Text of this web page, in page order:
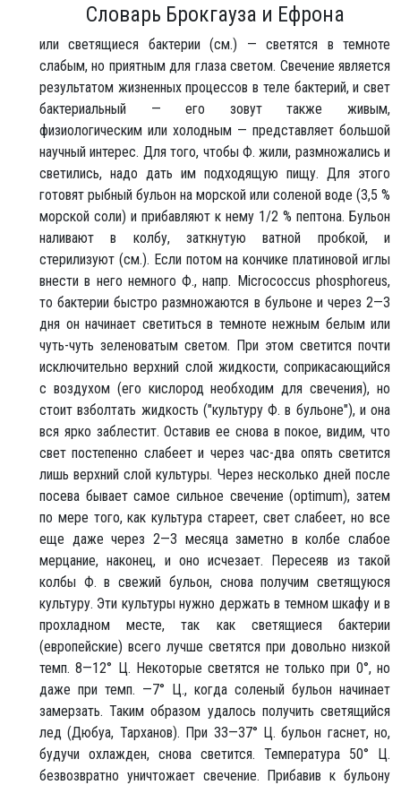
Словарь Брокгауза и Ефрона
или светящиеся бактерии (см.) — светятся в темноте
слабым, но приятным для глаза светом. Свечение является
результатом жизненных процессов в теле бактерий, и свет
бактериальный — его зовут также живым,
физиологическим или холодным — представляет большой
научный интерес. Для того, чтобы Ф. жили, размножались и
светились, надо дать им подходящую пищу. Для этого
готовят рыбный бульон на морской или соленой воде (3,5 %
морской соли) и прибавляют к нему 1/2 % пептона. Бульон
наливают в колбу, заткнутую ватной пробкой, и
стерилизуют (см.). Если потом на кончике платиновой иглы
внести в него немного Ф., напр. Micrococcus phosphoreus,
то бактерии быстро размножаются в бульоне и через 2—3
дня он начинает светиться в темноте нежным белым или
чуть-чуть зеленоватым светом. При этом светится почти
исключительно верхний слой жидкости, соприкасающийся
с воздухом (его кислород необходим для свечения), но
стоит взболтать жидкость ("культуру Ф. в бульоне"), и она
вся ярко заблестит. Оставив ее снова в покое, видим, что
свет постепенно слабеет и через час-два опять светится
лишь верхний слой культуры. Через несколько дней после
посева бывает самое сильное свечение (optimum), затем
по мере того, как культура стареет, свет слабеет, но все
еще даже через 2—3 месяца заметно в колбе слабое
мерцание, наконец, и оно исчезает. Пересеяв из такой
колбы Ф. в свежий бульон, снова получим светящуюся
культуру. Эти культуры нужно держать в темном шкафу и в
прохладном месте, так как светящиеся бактерии
(европейские) всего лучше светятся при довольно низкой
темп. 8—12° Ц. Некоторые светятся не только при 0°, но
даже при темп. —7° Ц., когда соленый бульон начинает
замерзать. Таким образом удалось получить светящийся
лед (Дюбуа, Тарханов). При 33—37° Ц. бульон гаснет, но,
будучи охлажден, снова светится. Температура 50° Ц.
безвозвратно уничтожает свечение. Прибавив к бульону